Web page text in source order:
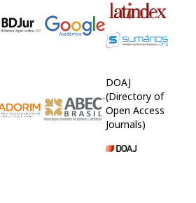
DOAJ
(Directory of
Open Access
Journals)